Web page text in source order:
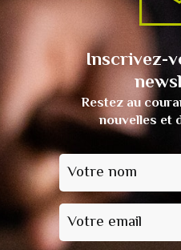
Inscrivez-
Restez au
nouvelles et
Votre nom
Votre email